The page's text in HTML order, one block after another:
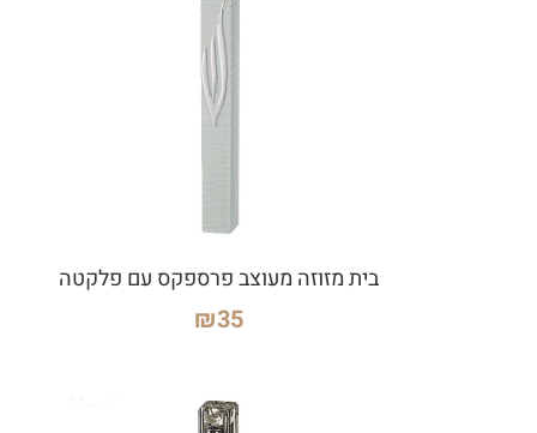
בית מזוזה מעוצב פרספקס עם פלקטה
₪35